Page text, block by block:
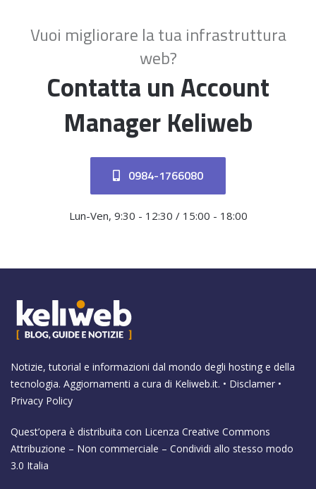
Vuoi migliorare la tua infrastruttura
web?
Contatta un Account
Manager Keliweb
0984-1766080
Lun-Ven, 9:30 - 12:30 / 15:00 - 18:00
Notizie, tutorial e informazioni dal mondo degli hosting e della
tecnologia. Aggiornamenti a cura di Keliweb.it. • Disclamer •
Privacy Policy
Quest’opera è distribuita con Licenza Creative Commons
Attribuzione – Non commerciale – Condividi allo stesso modo
3.0 Italia